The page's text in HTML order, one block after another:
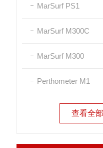
MarSurf PS1
MarSurf M300C
MarSurf M300
Perthometer M1
查看全部